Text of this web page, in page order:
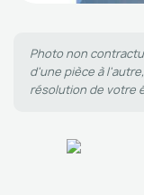
Photo non
d'une pièce à
résolution de votre